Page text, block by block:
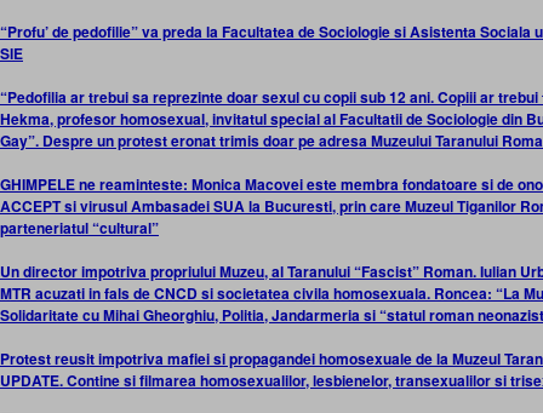
“Profu’ de pedofilie” va preda la Facultatea de Sociologie si Asistenta Sociala
SIE
“Pedofilia ar trebui sa reprezinte doar sexul cu copii sub 12 ani. Copiii ar
Hekma, profesor homosexual, invitatul special al Facultatii de Sociologie din
Gay”. Despre un protest eronat trimis doar pe adresa Muzeului Taranului
GHIMPELE ne reaminteste: Monica Macovei este membra fondatoare si de
ACCEPT si virusul Ambasadei SUA la Bucuresti, prin care Muzeul Tiganilor
parteneriatul “cultural”
Un director impotriva propriului Muzeu, al Taranului “Fascist” Roman. Iulian
MTR acuzati in fals de CNCD si societatea civila homosexuala. Roncea: “La
Solidaritate cu Mihai Gheorghiu, Politia, Jandarmeria si “statul roman
Protest reusit impotriva mafiei si propagandei homosexuale de la Muzeul
UPDATE. Contine si filmarea homosexualilor, lesbienelor, transexualilor si